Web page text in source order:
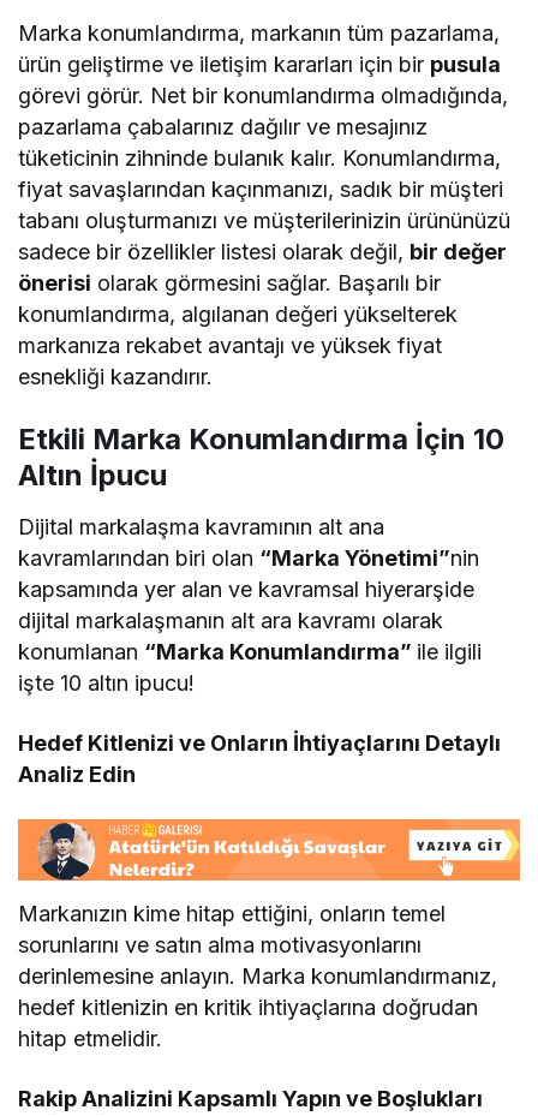
Marka konumlandırma, markanın tüm pazarlama,
ürün geliştirme ve iletişim kararları için bir pusula
görevi görür. Net bir konumlandırma olmadığında,
pazarlama çabalarınız dağılır ve mesajınız
tüketicinin zihninde bulanık kalır. Konumlandırma,
fiyat savaşlarından kaçınmanızı, sadık bir müşteri
tabanı oluşturmanızı ve müşterilerinizin ürününüzü
sadece bir özellikler listesi olarak değil, bir değer
önerisi olarak görmesini sağlar. Başarılı bir
konumlandırma, algılanan değeri yükselterek
markanıza rekabet avantajı ve yüksek fiyat
esnekliği kazandırır.
Etkili Marka Konumlandırma İçin 10
Altın İpucu
Dijital markalaşma kavramının alt ana
kavramlarından biri olan “Marka Yönetimi”nin
kapsamında yer alan ve kavramsal hiyerarşide
dijital markalaşmanın alt ara kavramı olarak
konumlanan “Marka Konumlandırma” ile ilgili
işte 10 altın ipucu!
Hedef Kitlenizi ve Onların İhtiyaçlarını Detaylı
Analiz Edin
Markanızın kime hitap ettiğini, onların temel
sorunlarını ve satın alma motivasyonlarını
derinlemesine anlayın. Marka konumlandırmanız,
hedef kitlenizin en kritik ihtiyaçlarına doğrudan
hitap etmelidir.
Rakip Analizini Kapsamlı Yapın ve Boşlukları